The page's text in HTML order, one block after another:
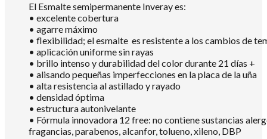
El Esmalte semipermanente Inveray es:
• excelente cobertura
• agarre máximo
• flexibilidad; el esmalte es resistente a los cambios de
• aplicación uniforme sin rayas
• brillo intenso y durabilidad del color durante 21 días +
• alisando pequeñas imperfecciones en la placa de la uña
• alta resistencia al astillado y rayado
• densidad óptima
• estructura autonivelante
• Fórmula innovadora 12 free: no contiene sustancias
fragancias, parabenos, alcanfor, tolueno, xileno, DBP